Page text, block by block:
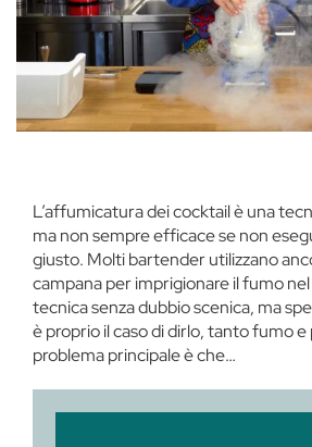
L’affumicatura dei cocktail è una
ma non sempre efficace se non
giusto. Molti bartender utilizzano
campana per imprigionare il fumo
tecnica senza dubbio scenica, ma
è proprio il caso di dirlo, tanto fumo e
problema principale è che…